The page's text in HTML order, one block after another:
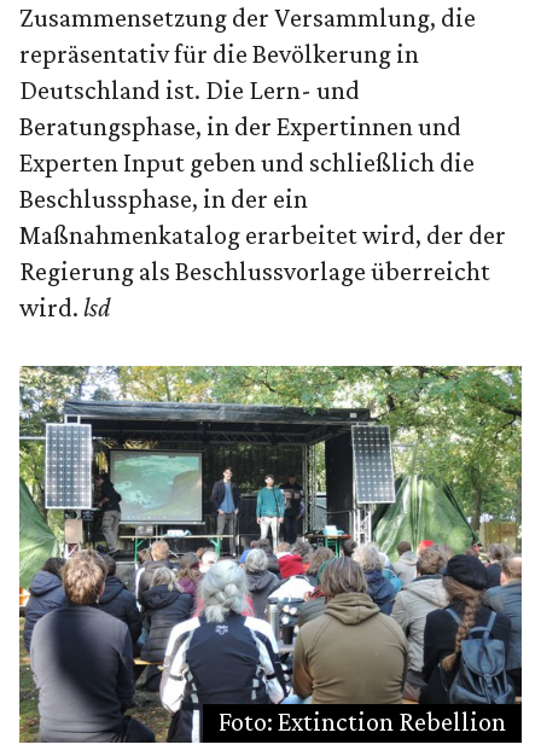
Zusammensetzung der Versammlung, die
repräsentativ für die Bevölkerung in
Deutschland ist. Die Lern- und
Beratungsphase, in der Expertinnen und
Experten Input geben und schließlich die
Beschlussphase, in der ein
Maßnahmenkatalog erarbeitet wird, der der
Regierung als Beschlussvorlage überreicht
wird. lsd
Foto: Extinction Rebellion